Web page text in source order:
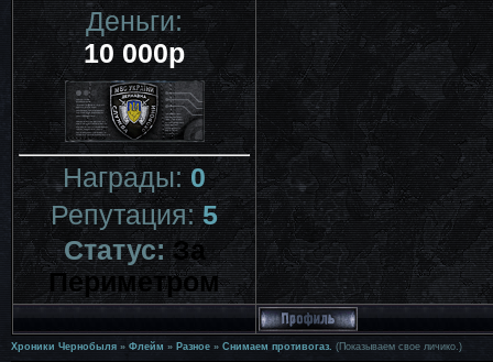
Деньги:
10 000р
Награды:0
Репутация:5
Статус:За
Периметром
Хроники Чернобыля » Флейм » Разное » Снимаем противогаз. (Показываем свое личико.)